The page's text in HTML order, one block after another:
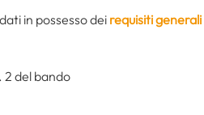
in possesso dei requisiti generali
2 del bando